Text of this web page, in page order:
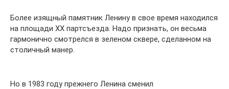
Более изящный памятник Ленину в свое время находился
на площади ХХ партсъезда. Надо признать, он весьма
гармонично смотрелся в зеленом сквере, сделанном на
столичный манер.
Но в 1983 году прежнего Ленина сменил